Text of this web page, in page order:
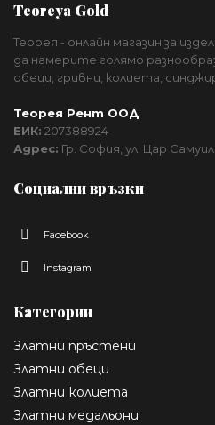
Teoreya Gold
Теорея - онлайн магазин за
да намерите голямо
обеци, гривни, колиета,
Теорея Рент ООД
ЕИК: 207388924
Адрес: Гр. София, ул. Цар
Социални връзки
Facebook
Instagram
Категории
Златни пръстени
Златни обеци
Златни колиета
Златни медальони